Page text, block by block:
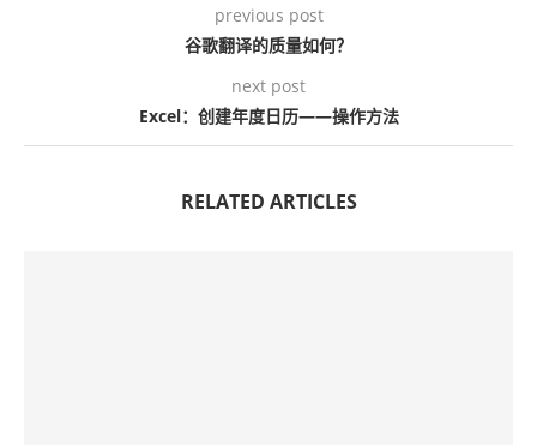
previous post
谷歌翻译的质量如何？
next post
Excel：创建年度日历——操作方法
RELATED ARTICLES